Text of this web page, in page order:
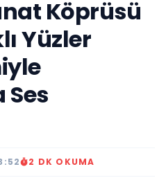
Köprüsü
Yüzler
2 DK OKUMA